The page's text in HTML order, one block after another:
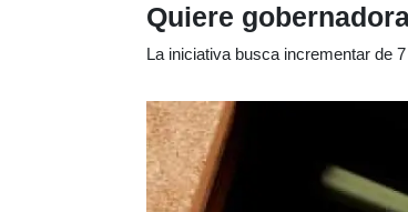
Quiere
La iniciativa busca incrementar de